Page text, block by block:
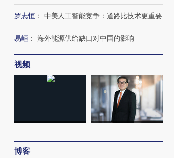
罗志恒 ： 中美人工智能竞争：道路比技术更重要
易峘 ： 海外能源供给缺口对中国的影响
视频
博客